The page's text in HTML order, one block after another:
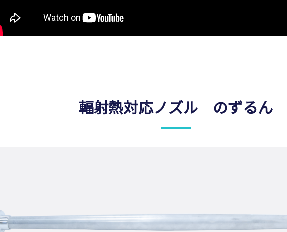
輻射熱対応ノズル のずるん